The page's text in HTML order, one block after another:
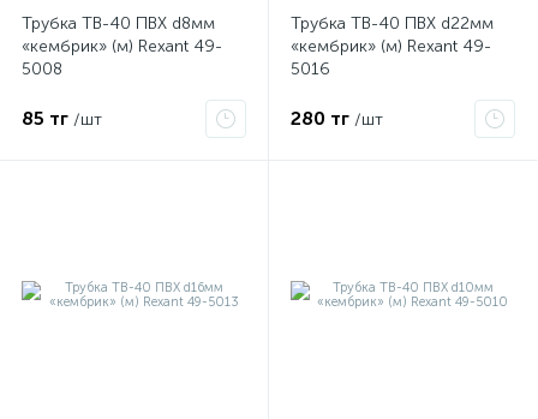
Трубка ТВ-40 ПВХ d8мм
«кембрик» (м) Rexant 49-
5008
85 тг /шт
Трубка ТВ-40 ПВХ d22мм
«кембрик» (м) Rexant 49-
5016
280 тг /шт